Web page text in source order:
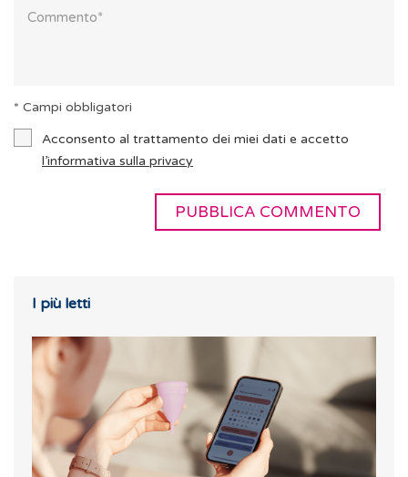
* Campi obbligatori
Acconsento al trattamento dei miei dati e accetto
l’informativa sulla privacy
I più letti